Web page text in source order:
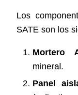
Los
SATE son los
Mortero
mineral.
Panel